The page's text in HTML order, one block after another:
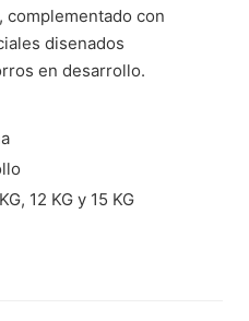
, complementado con
disenados
en desarrollo.
12 KG y 15 KG